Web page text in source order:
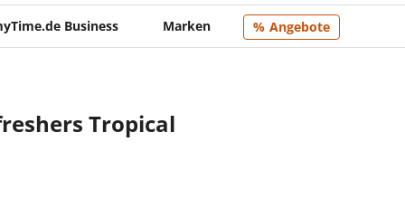
Business Marken Angebote
Tropical